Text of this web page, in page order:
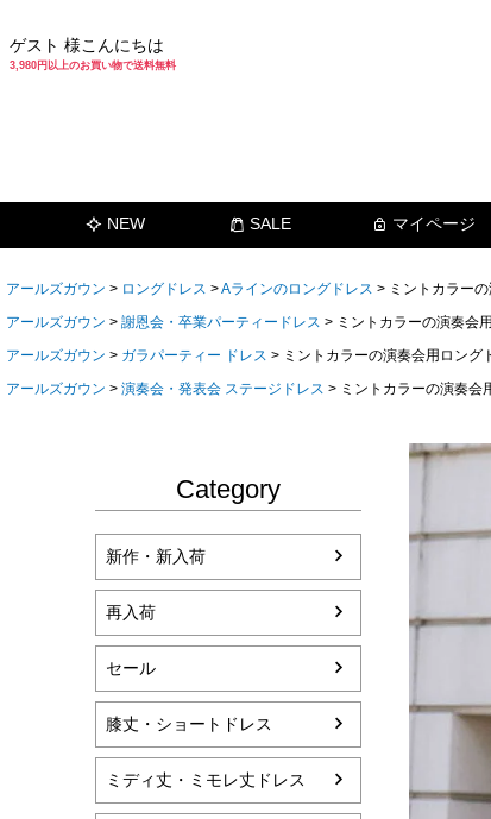
ゲスト 様こんにちは
3,980円以上のお買い物で送料無料
NEW SALE マイページ
アールズガウン ロングドレス Aラインのロングドレス
ミントカラー
アールズガウン
謝恩会・卒業パーティードレス
ミントカラーの演奏会
アールズガウン
ガラパーティー ドレス
ミントカラーの演奏会用ロング
アールズガウン
演奏会・発表会 ステージドレス ミントカラーの演奏会
Category
新作・新入荷
再入荷
セール
膝丈・ショートドレス
ミディ丈・ミモレ丈ドレス